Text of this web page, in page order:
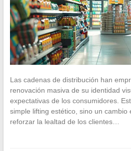
Las cadenas de distribución han
renovación masiva de su identidad
expectativas de los consumidores.
simple lifting estético, sino un cambio
reforzar la lealtad de los clientes…